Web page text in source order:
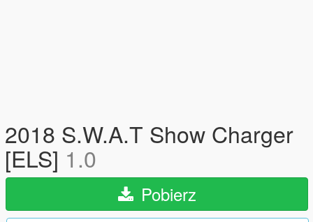
2018 S.W.A.T Show Charger
[ELS] 1.0
Pobierz